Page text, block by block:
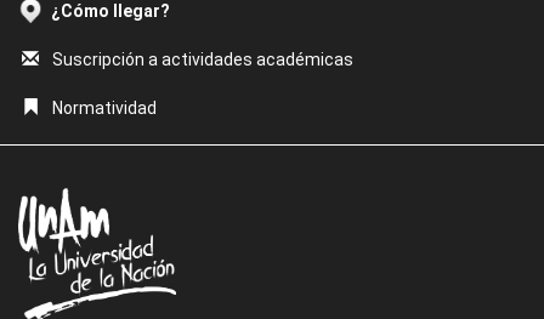
¿Cómo llegar?
Suscripción a actividades académicas
Normatividad